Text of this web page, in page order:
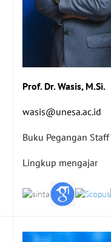
Prof. Dr. Wasis, M.Si.
wasis@unesa.ac.id
Buku Pegangan Staff
Lingkup mengajar